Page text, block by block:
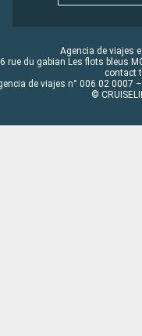
Agencia de viajes
rue du gabian Les flots bleus
contact
de viajes n° 006 02 0007
©